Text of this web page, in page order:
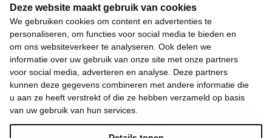
Deze website maakt gebruik van cookies
We gebruiken cookies om content en advertenties te
personaliseren, om functies voor social media te bieden en
om ons websiteverkeer te analyseren. Ook delen we
informatie over uw gebruik van onze site met onze partners
voor social media, adverteren en analyse. Deze partners
kunnen deze gegevens combineren met andere informatie die
u aan ze heeft verstrekt of die ze hebben verzameld op basis
van uw gebruik van hun services.
Snel
Over de beweging
Algemeen
Laatste nieuws